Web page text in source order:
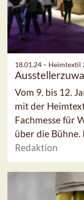
18.01.24 – Heimtextil
Vom 9. bis 12.
mit der
Fachmesse für
über die Bühne.
Redaktion